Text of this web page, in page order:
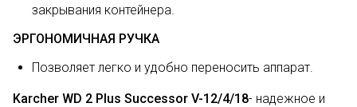
закрывания контейнера.
ЭРГОНОМИЧНАЯ РУЧКА
Позволяет легко и удобно переносить аппарат.
Karcher WD 2 Plus Successor V-12/4/18- надежное и